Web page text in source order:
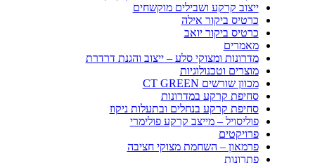
ייצוב קרקע ושבילים מוקשחים
כרטיס ביקור אילה
כרטיס ביקור יואב
מאמרים
מדרונות ומצוקי סלע – ייצוב והגנת דרדרת
מוצרים וטכנולוגיות
מכוון שורשים CT GREEN
סחיפת קרקע במדרונות
סחיפת קרקע בנחלים ובתעלות ניקוז
פוליסויל – מייצב קרקע פולימרי
פרויקטים
פרמאון – השחמת מצוקי חציבה
פתרונות